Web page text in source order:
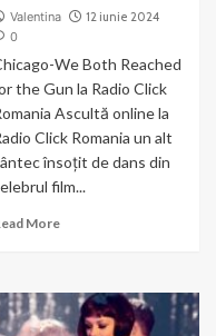
Valentina
12 iunie 2024
0
We Both Reached
the Gun la Radio Click
Ascultă online la
Click Romania un alt
însoțit de dans din
film...
MoreRead
We
Both